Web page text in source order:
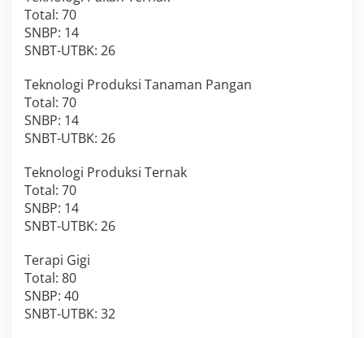
Total: 70
SNBP: 14
SNBT-UTBK: 26
Teknologi Produksi Tanaman Pangan
Total: 70
SNBP: 14
SNBT-UTBK: 26
Teknologi Produksi Ternak
Total: 70
SNBP: 14
SNBT-UTBK: 26
Terapi Gigi
Total: 80
SNBP: 40
SNBT-UTBK: 32